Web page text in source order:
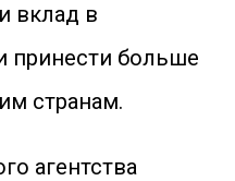
вклад в
принести больше
странам.
агентства